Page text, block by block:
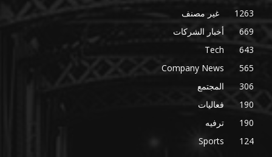
غير مصنف
1263
أخبار الشركات
669
Tech
643
Company News
565
المجتمع
306
فعاليات
190
ترفيه
190
Sports
124